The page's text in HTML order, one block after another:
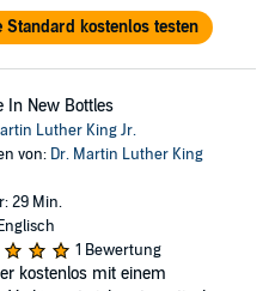
Standard kostenlos testen
In New Bottles
Luther King Jr.
von: Dr. Martin Luther King
29 Min.
1 Bewertung
kostenlos mit einem